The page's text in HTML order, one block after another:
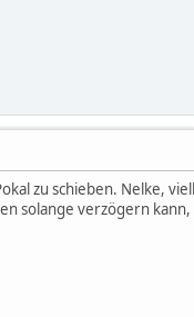
zu schieben. Nelke,
solange verzögern kann,